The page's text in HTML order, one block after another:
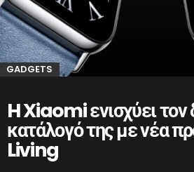
GADGETS
H Xiaomi ενισχύει τον
κατάλογό της με νέα
Living